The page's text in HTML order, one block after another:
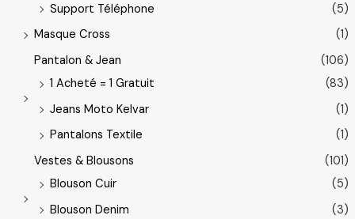
Support Téléphone
(5)
Masque Cross
(1)
Pantalon & Jean
(106)
1 Acheté = 1 Gratuit
(83)
Jeans Moto Kelvar
(1)
Pantalons Textile
(1)
Vestes & Blousons
(101)
Blouson Cuir
(5)
Blouson Denim
(3)